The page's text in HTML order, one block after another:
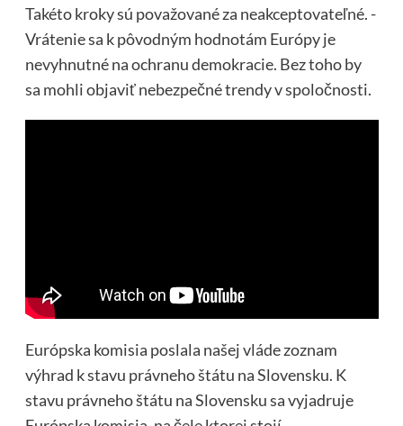
Takéto kroky sú považované za neakceptovateľné. -
Vrátenie sa k pôvodným hodnotám Európy je
nevyhnutné na ochranu demokracie. Bez toho by
sa mohli objaviť nebezpečné trendy v spoločnosti.
Európska komisia poslala našej vláde zoznam
výhrad k stavu právneho štátu na Slovensku. K
stavu právneho štátu na Slovensku sa vyjadruje